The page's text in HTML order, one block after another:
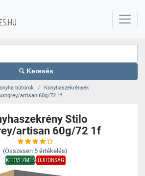
Keresés
bútorok
Konyhaszekrények
artisan 60g/72 1f
Stilo
artisan 60g/72 1f
(Összesen 5 értékelés)
KEDVEZMÉNYÚJDONSÁG